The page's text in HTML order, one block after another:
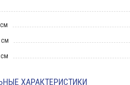
см
см
ХАРАКТЕРИСТИКИ